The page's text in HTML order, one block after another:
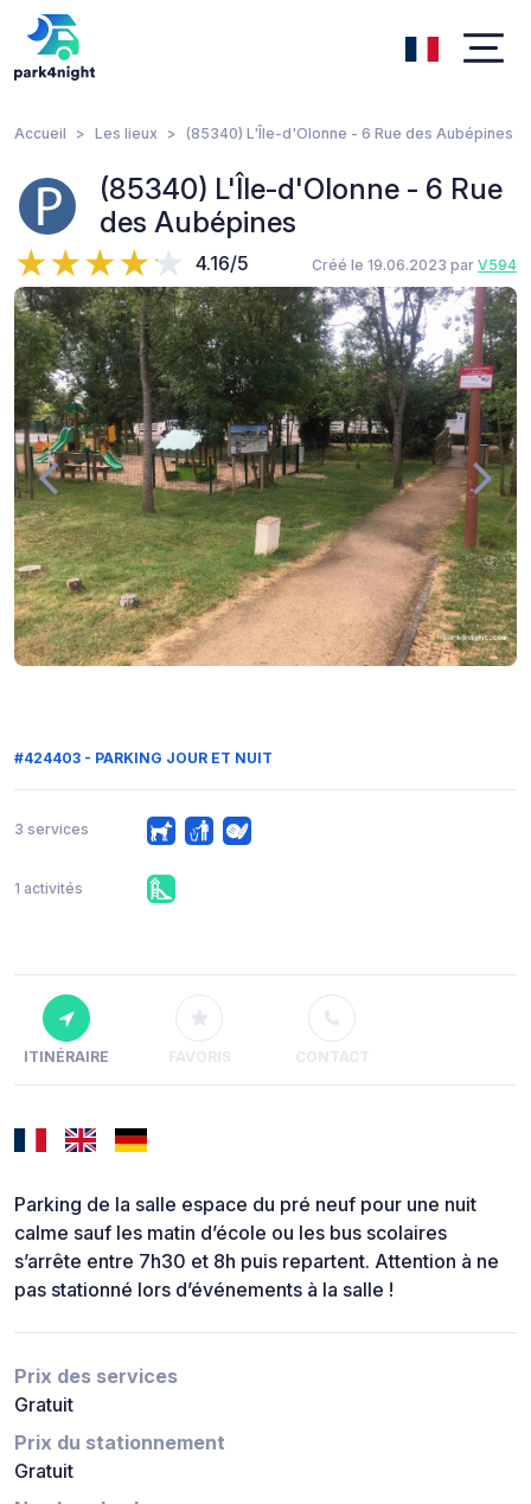
Accueil Les lieux (85340) L'Île-d'Olonne - 6 Rue des Aubépines
(85340) L'Île-d'Olonne - 6 Rue
des Aubépines
4.16/5 Créé le 19.06.2023 par V594
#424403 - PARKING JOUR ET NUIT
3 services
1 activités
ITINÉRAIRE FAVORIS CONTACT
Parking de la salle espace du pré neuf pour une nuit
calme sauf les matin d’école ou les bus scolaires
s’arrête entre 7h30 et 8h puis repartent. Attention à ne
pas stationné lors d’événements à la salle !
Prix des services
Gratuit
Prix du stationnement
Gratuit